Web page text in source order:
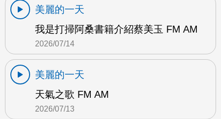
美麗的一天
我是打掃阿桑書籍介紹蔡美玉 FM AM
2026/07/14
美麗的一天
天氣之歌 FM AM
2026/07/13